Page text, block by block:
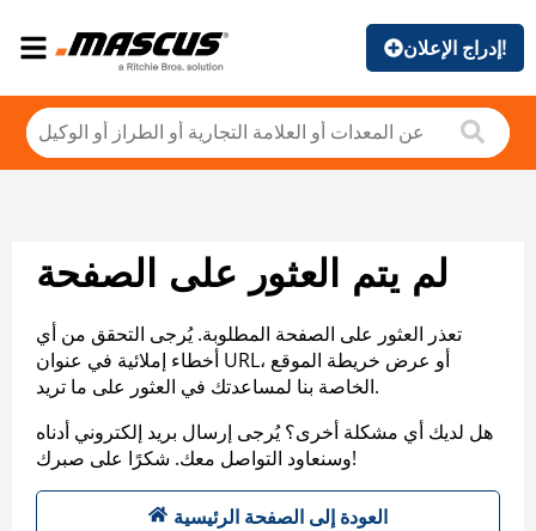
إدراج الإعلان!
لم يتم العثور على الصفحة
تعذر العثور على الصفحة المطلوبة. يُرجى التحقق من أي
أخطاء إملائية في عنوان URL، أو عرض خريطة الموقع
الخاصة بنا لمساعدتك في العثور على ما تريد.
هل لديك أي مشكلة أخرى؟ يُرجى إرسال بريد إلكتروني أدناه
وسنعاود التواصل معك. شكرًا على صبرك!
العودة إلى الصفحة الرئيسية